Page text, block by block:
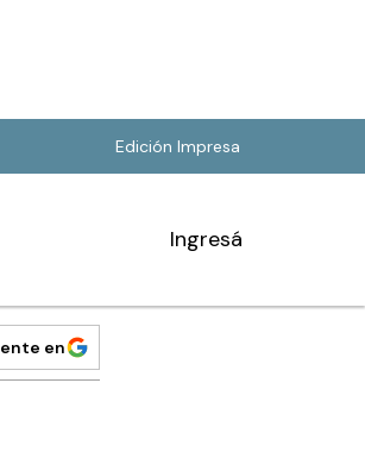
Edición Impresa
Ingresá
en